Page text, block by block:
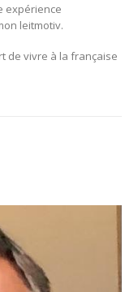
expérience
leitmotiv.
de vivre à la française